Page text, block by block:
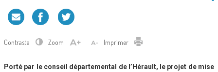
Contraste Zoom Imprimer
Porté par le conseil départemental de l’Hérault, le projet de mise